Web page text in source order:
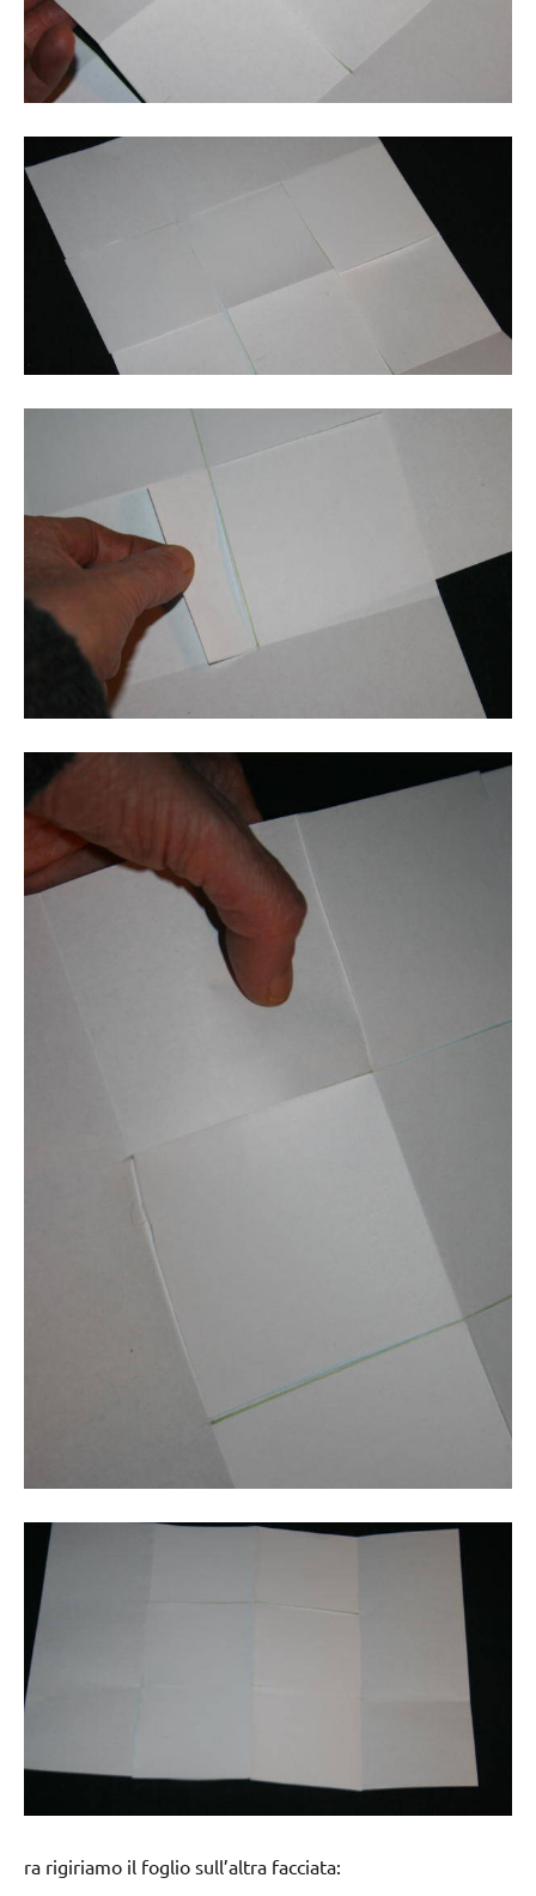
ra rigiriamo il foglio sull’altra facciata: